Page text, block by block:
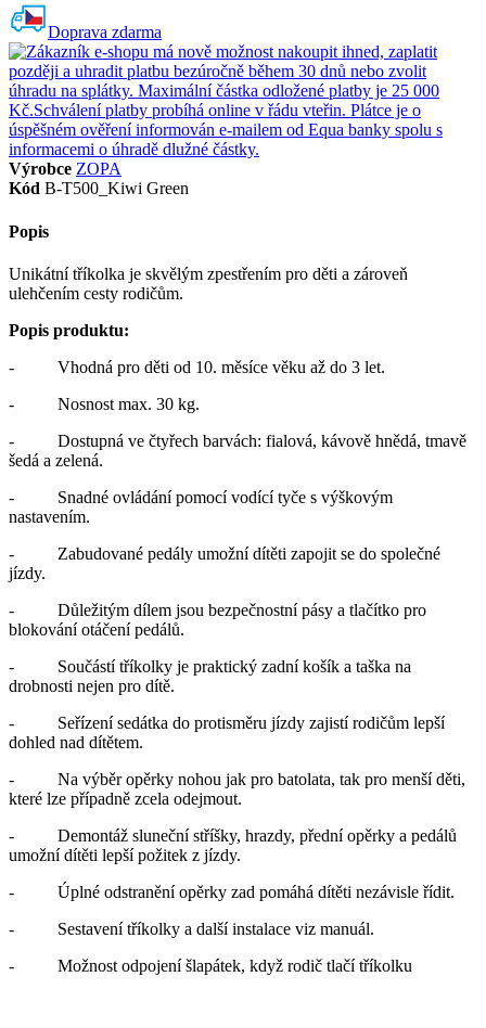
Doprava zdarma
Výrobce ZOPA
Kód B-T500_Kiwi Green
Popis
Unikátní tříkolka je skvělým zpestřením pro děti a zároveň
ulehčením cesty rodičům.
Popis produktu:
- Vhodná pro děti od 10. měsíce věku až do 3 let.
- Nosnost max. 30 kg.
- Dostupná ve čtyřech barvách: fialová, kávově hnědá, tmavě
šedá a zelená.
- Snadné ovládání pomocí vodící tyče s výškovým
nastavením.
- Zabudované pedály umožní dítěti zapojit se do společné
jízdy.
- Důležitým dílem jsou bezpečnostní pásy a tlačítko pro
blokování otáčení pedálů.
- Součástí tříkolky je praktický zadní košík a taška na
drobnosti nejen pro dítě.
- Seřízení sedátka do protisměru jízdy zajistí rodičům lepší
dohled nad dítětem.
- Na výběr opěrky nohou jak pro batolata, tak pro menší děti,
které lze případně zcela odejmout.
- Demontáž sluneční stříšky, hrazdy, přední opěrky a pedálů
umožní dítěti lepší požitek z jízdy.
- Úplné odstranění opěrky zad pomáhá dítěti nezávisle řídit.
- Sestavení tříkolky a další instalace viz manuál.
- Možnost odpojení šlapátek, když rodič tlačí tříkolku